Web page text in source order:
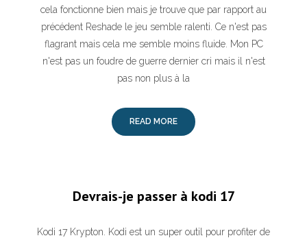
cela fonctionne bien mais je trouve que par rapport au
précédent Reshade le jeu semble ralenti. Ce n'est pas
flagrant mais cela me semble moins fluide. Mon PC
n'est pas un foudre de guerre dernier cri mais il n'est
pas non plus à la
READ MORE
Devrais-je passer à kodi 17
Kodi 17 Krypton. Kodi est un super outil pour profiter de